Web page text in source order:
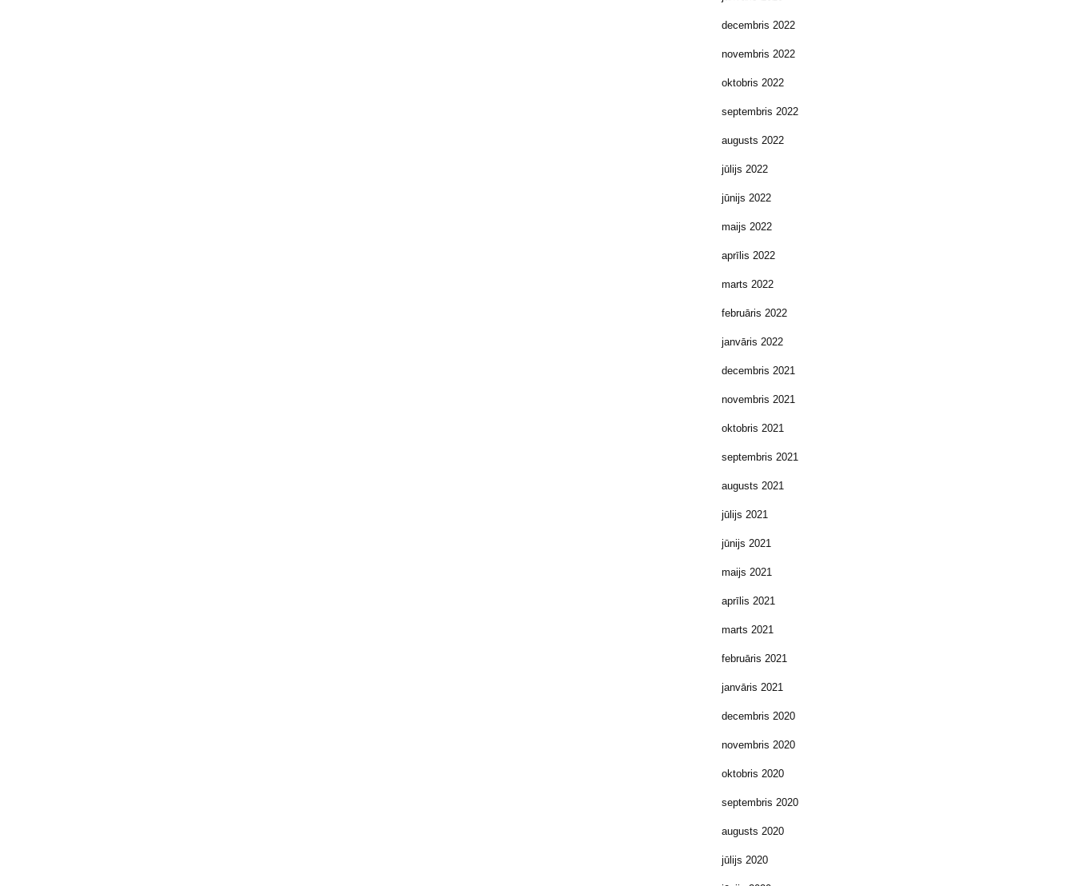
decembris 2022
novembris 2022
oktobris 2022
septembris 2022
augusts 2022
jūlijs 2022
jūnijs 2022
maijs 2022
aprīlis 2022
marts 2022
februāris 2022
janvāris 2022
decembris 2021
novembris 2021
oktobris 2021
septembris 2021
augusts 2021
jūlijs 2021
jūnijs 2021
maijs 2021
aprīlis 2021
marts 2021
februāris 2021
janvāris 2021
decembris 2020
novembris 2020
oktobris 2020
septembris 2020
augusts 2020
jūlijs 2020